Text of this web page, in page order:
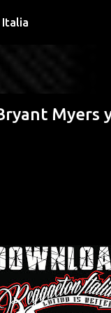
ai contenuti
Italia
Myers